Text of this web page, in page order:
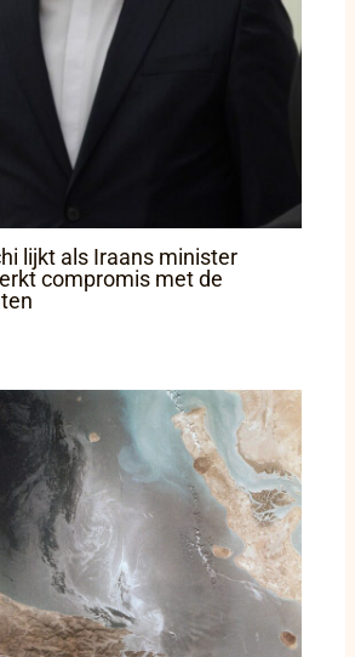
lijkt als Iraans minister
compromis met de